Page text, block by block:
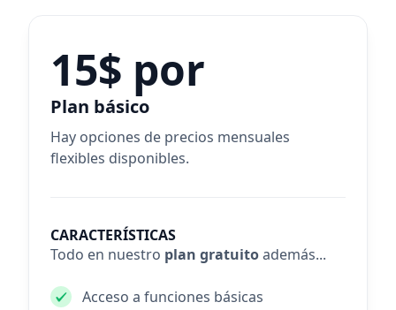
Plan básico
Hay opciones de precios mensuales
flexibles disponibles.
15$ por
CARACTERÍSTICAS
Todo en nuestro plan gratuitoademás...
Acceso a funciones básicas